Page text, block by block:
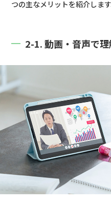
10-3. モチベーション
11. タブレット学習なら
12. 年齢別おすすめガイ
リンク）
つの主なメリットを紹介します
2-1. 動画・音声で